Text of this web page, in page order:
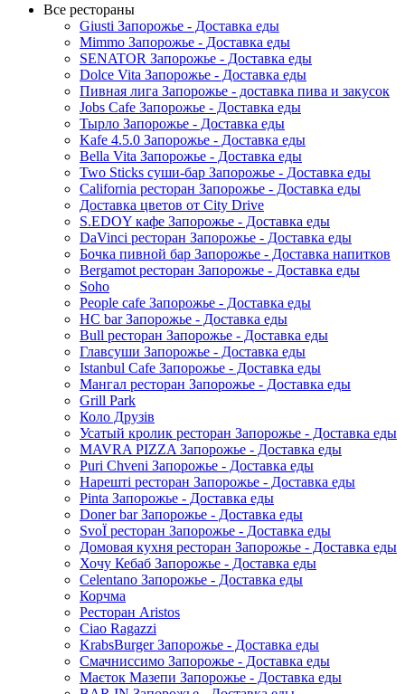
Все рестораны
Giusti Запорожье - Доставка еды
Mimmo Запорожье - Доставка еды
SENATOR Запорожье - Доставка еды
Dolce Vita Запорожье - Доставка еды
Пивная лига Запорожье - доставка пива и закусок
Jobs Cafe Запорожье - Доставка еды
Тырло Запорожье - Доставка еды
Kafe 4.5.0 Запорожье - Доставка еды
Bella Vita Запорожье - Доставка еды
Two Sticks суши-бар Запорожье - Доставка еды
California ресторан Запорожье - Доставка еды
Доставка цветов от City Drive
S.EDOY кафе Запорожье - Доставка еды
DaVinci ресторан Запорожье - Доставка еды
Бочка пивной бар Запорожье - Доставка напитков
Bergamot ресторан Запорожье - Доставка еды
Soho
People cafe Запорожье - Доставка еды
HC bar Запорожье - Доставка еды
Bull ресторан Запорожье - Доставка еды
Главсуши Запорожье - Доставка еды
Istanbul Cafe Запорожье - Доставка еды
Мангал ресторан Запорожье - Доставка еды
Grill Park
Коло Друзів
Усатый кролик ресторан Запорожье - Доставка еды
MAVRA PIZZA Запорожье - Доставка еды
Puri Chveni Запорожье - Доставка еды
Нарешті ресторан Запорожье - Доставка еды
Pinta Запорожье - Доставка еды
Doner bar Запорожье - Доставка еды
SvoЇ ресторан Запорожье - Доставка еды
Домовая кухня ресторан Запорожье - Доставка еды
Хочу Кебаб Запорожье - Доставка еды
Celentano Запорожье - Доставка еды
Корчма
Ресторан Aristos
Ciao Ragazzi
KrabsBurger Запорожье - Доставка еды
Смачниссимо Запорожье - Доставка еды
Маєток Мазепи Запорожье - Доставка еды